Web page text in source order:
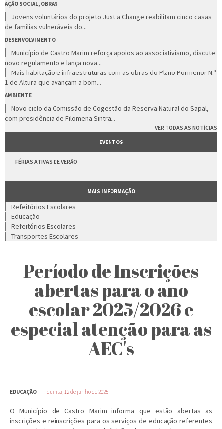
AÇÃO SOCIAL, OBRAS
Jovens voluntários do projeto Just a Change reabilitam cinco casas
de famílias vulneráveis do...
DESENVOLVIMENTO
Município de Castro Marim reforça apoios ao associativismo, discute
novo regulamento e lança nova...
Mais habitação e infraestruturas com as obras do Plano Pormenor N.º
1 de Altura que avançam a bom...
AMBIENTE
Novo ciclo da Comissão de Cogestão da Reserva Natural do Sapal,
com presidência de Filomena Sintra...
VER TODAS AS NOTÍCIAS
EVENTOS
FÉRIAS ATIVAS DE VERÃO
MAIS INFORMAÇÃO
Refeitórios Escolares
Educação
Refeitórios Escolares
Transportes Escolares
Período de Inscrições
abertas para o ano
escolar 2025/2026 e
especial atenção para as
AEC's
EDUCAÇÃO quinta, 12 de junho de 2025
O Município de Castro Marim informa que estão abertas as
inscrições e reinscrições para os serviços de educação referentes